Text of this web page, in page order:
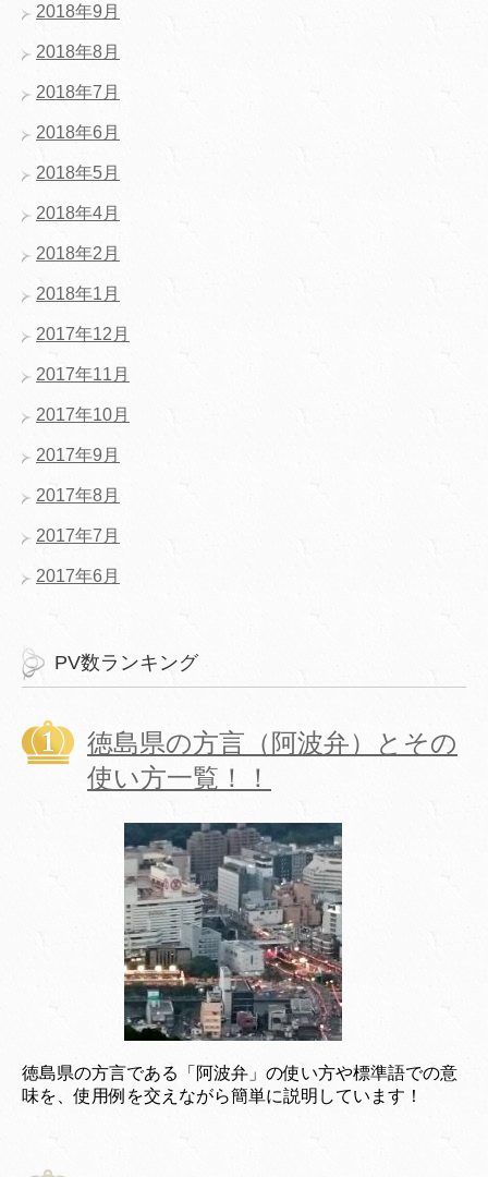
2018年9月
2018年8月
2018年7月
2018年6月
2018年5月
2018年4月
2018年2月
2018年1月
2017年12月
2017年11月
2017年10月
2017年9月
2017年8月
2017年7月
2017年6月
PV数ランキング
徳島県の方言（阿波弁）とその
使い方一覧！！
徳島県の方言である「阿波弁」の使い方や標準語での意
味を、使用例を交えながら簡単に説明しています！